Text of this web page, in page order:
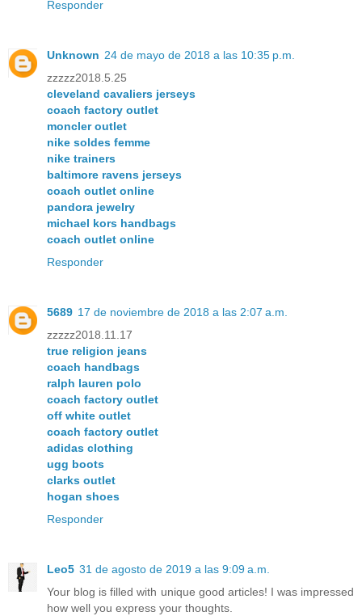
Responder
Unknown 24 de mayo de 2018 a las 10:35 p.m.
zzzzz2018.5.25
cleveland cavaliers jerseys
coach factory outlet
moncler outlet
nike soldes femme
nike trainers
baltimore ravens jerseys
coach outlet online
pandora jewelry
michael kors handbags
coach outlet online
Responder
5689 17 de noviembre de 2018 a las 2:07 a.m.
zzzzz2018.11.17
true religion jeans
coach handbags
ralph lauren polo
coach factory outlet
off white outlet
coach factory outlet
adidas clothing
ugg boots
clarks outlet
hogan shoes
Responder
Leo5 31 de agosto de 2019 a las 9:09 a.m.
Your blog is filled with unique good articles! I was impressed
how well you express your thoughts.